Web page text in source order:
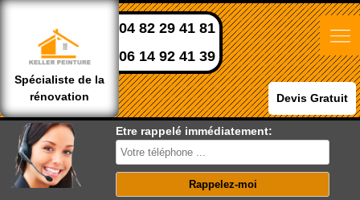
Spécialiste de la
rénovation
04 82 29 41 81
06 14 92 41 39
Devis Gratuit
Etre rappelé immédiatement: